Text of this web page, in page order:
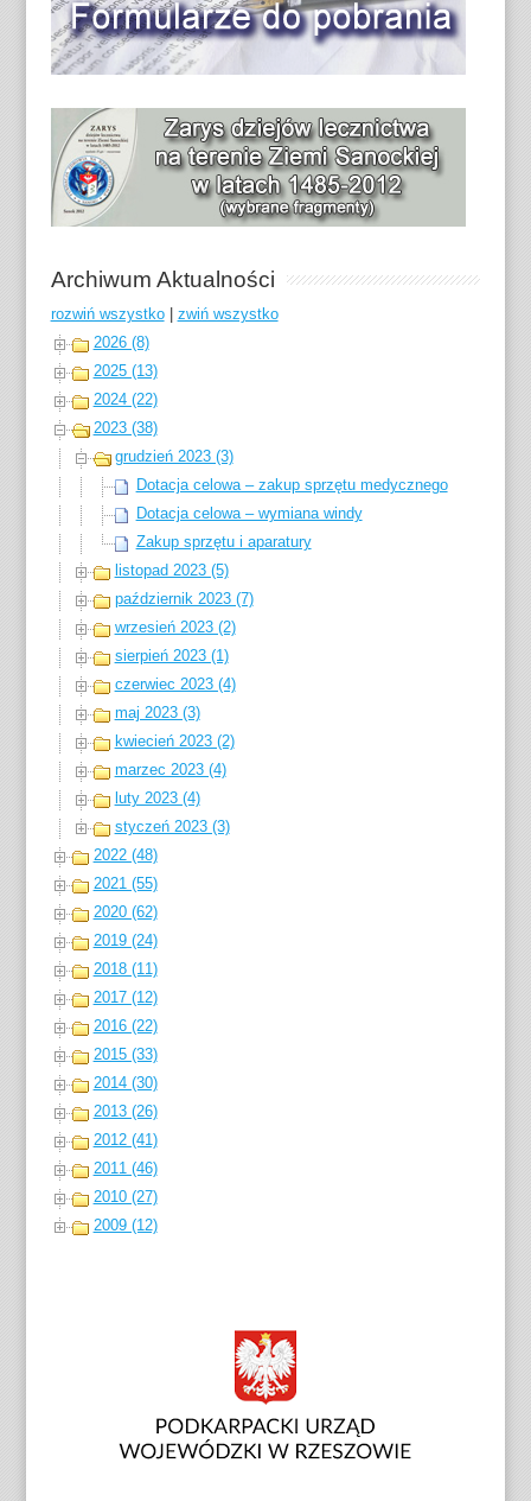
Archiwum Aktualności
rozwiń wszystko| zwiń wszystko
2026 (8)
2025 (13)
2024 (22)
2023 (38)
grudzień 2023 (3)
Dotacja celowa – zakup sprzętu medycznego
Dotacja celowa – wymiana windy
Zakup sprzętu i aparatury
listopad 2023 (5)
październik 2023 (7)
wrzesień 2023 (2)
sierpień 2023 (1)
czerwiec 2023 (4)
maj 2023 (3)
kwiecień 2023 (2)
marzec 2023 (4)
luty 2023 (4)
styczeń 2023 (3)
2022 (48)
2021 (55)
2020 (62)
2019 (24)
2018 (11)
2017 (12)
2016 (22)
2015 (33)
2014 (30)
2013 (26)
2012 (41)
2011 (46)
2010 (27)
2009 (12)